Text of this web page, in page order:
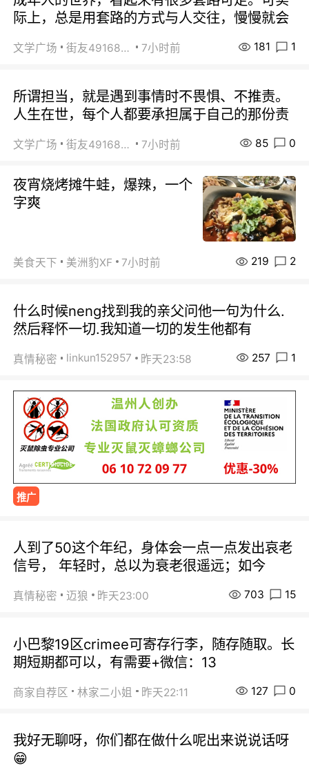
际上，总是用套路的方式与人交往，慢慢就会
文学广场 街友49168527 7小时前 181 1
所谓担当，就是遇到事情时不畏惧、不推责。
人生在世，每个人都要承担属于自己的那份责
文学广场 街友49168527 7小时前 85 0
夜宵烧烤摊牛蛙，爆辣，一个
字爽
美食天下 美洲豹XF 7小时前 219 2
什么时候neng找到我的亲父问他一句为什么.
然后释怀一切.我知道一切的发生他都有
真情秘密 linkun152957 昨天23:58 257 1
推广
人到了50这个年纪，身体会一点一点发出哀老
信号， 年轻时，总以为衰老很遥远；如今
真情秘密 迈狼 昨天23:00 703 15
小巴黎19区crimee可寄存行李，随存随取。长
期短期都可以，有需要+微信：13
商家自荐区 林家二小姐 昨天22:11 127 0
我好无聊呀，你们都在做什么呢出来说说话呀
😁